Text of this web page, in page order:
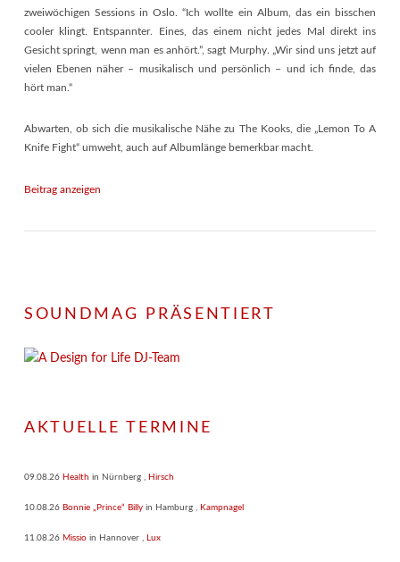
zweiwöchigen Sessions in Oslo. “Ich wollte ein Album, das ein bisschen
cooler klingt. Entspannter. Eines, das einem nicht jedes Mal direkt ins
Gesicht springt, wenn man es anhört.”, sagt Murphy. „Wir sind uns jetzt auf
vielen Ebenen näher – musikalisch und persönlich – und ich finde, das
hört man.“
Abwarten, ob sich die musikalische Nähe zu The Kooks, die „Lemon To A
Knife Fight“ umweht, auch auf Albumlänge bemerkbar macht.
Beitrag anzeigen
SOUNDMAG PRÄSENTIERT
AKTUELLE TERMINE
09.08.26 Health in Nürnberg Hirsch
10.08.26 Bonnie „Prince“ Billy in Hamburg Kampnagel
11.08.26 Missio in Hannover Lux